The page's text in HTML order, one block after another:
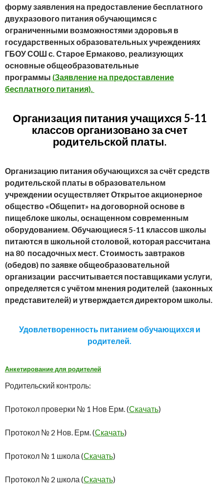
форму заявления на предоставление бесплатного
двухразового питания обучающимся с
ограниченными возможностями здоровья в
государственных образовательных учреждениях
ГБОУ СОШ с. Старое Ермаково, реализующих
основные общеобразовательные
программы (Заявление на предоставление
бесплатного питания).
Организация питания учащихся 5-11
классов организовано за счет
родительской платы.
Организацию питания обучающихся за счёт средств
родительской платы в образовательном
учреждении осуществляетОткрытое акционерное
общество «Общепит» на договорной основе в
пищеблоке школы, оснащенном современным
оборудованием. Обучающиеся 5-11 классов школы
питаются в школьной столовой, которая рассчитана
на 80 посадочных мест. Стоимость завтраков
(обедов) по заявке общеобразовательной
организации рассчитывается поставщиками услуги,
определяется с учётом мнения родителей (законных
представителей) и утверждается директором школы.
Удовлетворенность питанием обучающихся и
родителей.
Анкетирование для родителей
Родительский контроль:
Протокол проверки № 1 Нов Ерм. (Скачать)
Протокол № 2 Нов. Ерм. (Скачать)
Протокол № 1 школа (Скачать)
Протокол № 2 школа (Скачать)